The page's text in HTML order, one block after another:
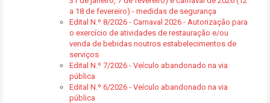
a 18 de fevereiro) - medidas de segurança
Edital N.º 8/2026 - Carnaval 2026 - Autorização para
o exercício de atividades de restauração e/ou
venda de bebidas noutros estabelecimentos de
serviços
Edital N.º 7/2026 - Veículo abandonado na via
pública
Edital N.º 6/2026 - Veículo abandonado na via
pública